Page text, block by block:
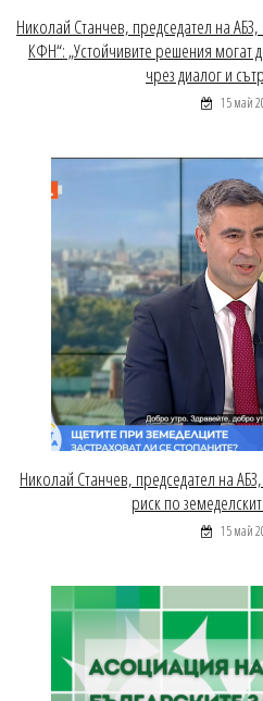
Николай Станчев, председател на
КФН“: „Устойчивите решения могат
чрез диалог и
15 май
Николай Станчев, председател на
риск по
15 май